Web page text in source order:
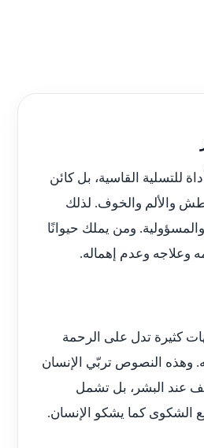
للتسلية القاسية، بل كائن
والألم والخوف. لذلك
ومن يملك حيوانًا
وعلاجه وعدم إهماله.
كثيرة تدل على الرحمة
وهذه النصوص تربّي الإنسان
عند البشر، بل تشمل
الشكوى كما يشكو الإنسان.